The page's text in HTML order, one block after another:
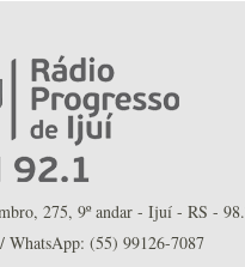
275, 9º andar - Ijuí - RS -
WhatsApp: (55) 99126-7087